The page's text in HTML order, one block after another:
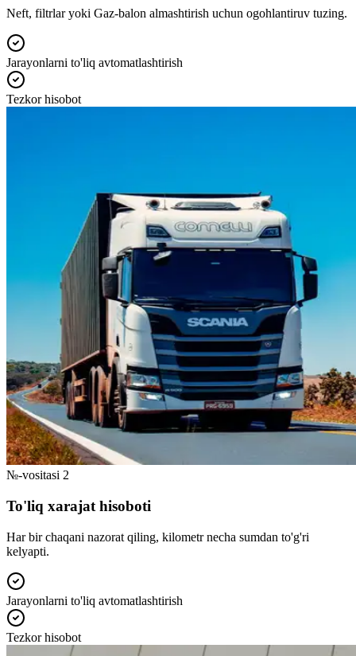
Neft, filtrlar yoki Gaz-balon almashtirish uchun ogohlantiruv tuzing.
Jarayonlarni to'liq avtomatlashtirish
Tezkor hisobot
№-vositasi 2
To'liq xarajat hisoboti
Har bir chaqani nazorat qiling, kilometr necha sumdan to'g'ri
kelyapti.
Jarayonlarni to'liq avtomatlashtirish
Tezkor hisobot